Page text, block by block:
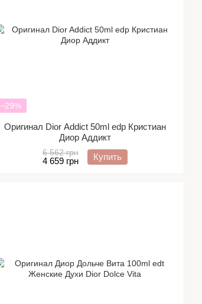
−29%
Оригинал Dior Addict 50ml edp Кристиан
Диор Аддикт
6 562 грн
4 659 грн Купить